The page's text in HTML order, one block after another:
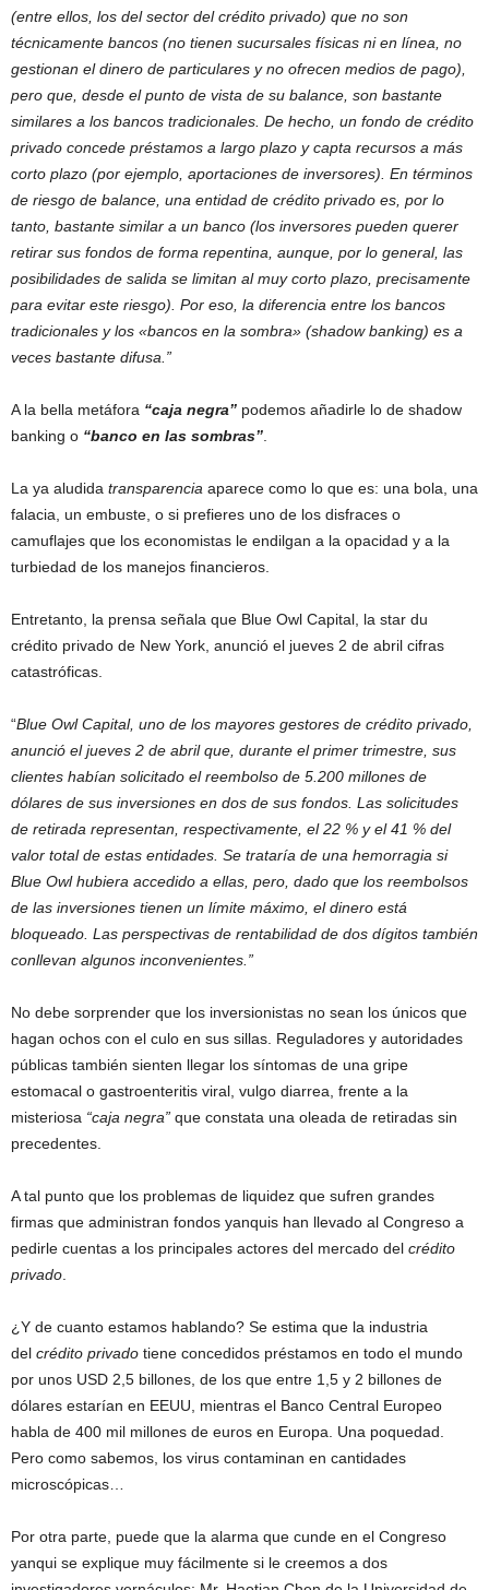
(entre ellos, los del sector del crédito privado) que no son
técnicamente bancos (no tienen sucursales físicas ni en línea, no
gestionan el dinero de particulares y no ofrecen medios de pago),
pero que, desde el punto de vista de su balance, son bastante
similares a los bancos tradicionales. De hecho, un fondo de crédito
privado concede préstamos a largo plazo y capta recursos a más
corto plazo (por ejemplo, aportaciones de inversores). En términos
de riesgo de balance, una entidad de crédito privado es, por lo
tanto, bastante similar a un banco (los inversores pueden querer
retirar sus fondos de forma repentina, aunque, por lo general, las
posibilidades de salida se limitan al muy corto plazo, precisamente
para evitar este riesgo). Por eso, la diferencia entre los bancos
tradicionales y los «bancos en la sombra» (shadow banking) es a
veces bastante difusa.”
A la bella metáfora “caja negra” podemos añadirle lo de shadow
banking o “banco en las sombras”
La ya aludida transparencia aparece como lo que es: una bola, una
falacia, un embuste, o si prefieres uno de los disfraces o
camuflajes que los economistas le endilgan a la opacidad y a la
turbiedad de los manejos financieros.
Entretanto, la prensa señala que Blue Owl Capital, la star du
crédito privado de New York, anunció el jueves 2 de abril cifras
catastróficas.
“Blue Owl Capital, uno de los mayores gestores de crédito privado,
anunció el jueves 2 de abril que, durante el primer trimestre, sus
clientes habían solicitado el reembolso de 5.200 millones de
dólares de sus inversiones en dos de sus fondos. Las solicitudes
de retirada representan, respectivamente, el 22 % y el 41 % del
valor total de estas entidades. Se trataría de una hemorragia si
Blue Owl hubiera accedido a ellas, pero, dado que los reembolsos
de las inversiones tienen un límite máximo, el dinero está
bloqueado. Las perspectivas de rentabilidad de dos dígitos también
conllevan algunos inconvenientes.”
No debe sorprender que los inversionistas no sean los únicos que
hagan ochos con el culo en sus sillas. Reguladores y autoridades
públicas también sienten llegar los síntomas de una gripe
estomacal o gastroenteritis viral, vulgo diarrea, frente a la
misteriosa “caja negra” que constata una oleada de retiradas sin
precedentes.
A tal punto que los problemas de liquidez que sufren grandes
firmas que administran fondos yanquis han llevado al Congreso a
pedirle cuentas a los principales actores del mercado del crédito
privado
¿Y de cuanto estamos hablando? Se estima que la industria
del crédito privado tiene concedidos préstamos en todo el mundo
por unos USD 2,5 billones, de los que entre 1,5 y 2 billones de
dólares estarían en EEUU, mientras el Banco Central Europeo
habla de 400 mil millones de euros en Europa. Una poquedad.
Pero como sabemos, los virus contaminan en cantidades
microscópicas…
Por otra parte, puede que la alarma que cunde en el Congreso
yanqui se explique muy fácilmente si le creemos a dos